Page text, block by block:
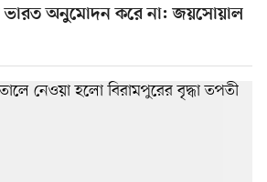
ভারত অনুমোদন করে না: জয়সোয়াল